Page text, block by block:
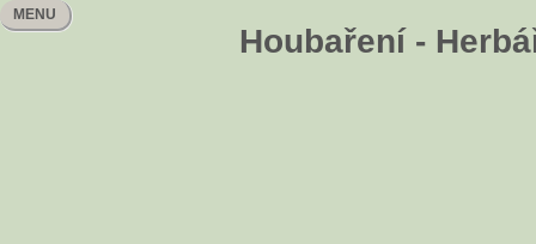
Houbaření -
MENU